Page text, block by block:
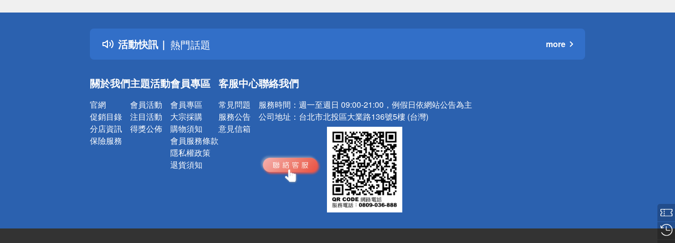
活動快訊
詐騙網頁！請小心！
得獎公告
熱門話題
銀行優惠
詐騙網頁！請小心！
more
關於我們
官網
促銷目錄
分店資訊
保險服務
主題活動
會員活動
注目活動
得獎公佈
會員專區
會員專區
大宗採購
購物須知
會員服務條款
隱私權政策
退貨須知
客服中心
常見問題
服務公告
意見信箱
聯絡我們
服務時間： 週一至週日 09:00-21:00，例假日依網站公告為主
公司地址： 台北市北投區大業路136號5樓 (台灣)